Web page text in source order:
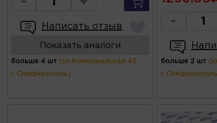
Написать отзыв
Показать аналоги
больше 4 шт (ул.Коммунальная 43,
г.Симферополь)
-
больше 2 шт